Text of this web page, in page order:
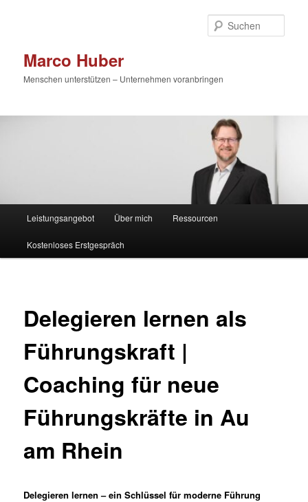
Marco Huber
Menschen unterstützen – Unternehmen voranbringen
Leistungsangebot Über mich Ressourcen
Kostenloses Erstgespräch
Delegieren lernen als
Führungskraft |
Coaching für neue
Führungskräfte in Au
am Rhein
Delegieren lernen – ein Schlüssel für moderne Führung